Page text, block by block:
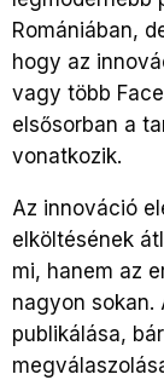
Romániában,
hogy az
vagy több
elsősorban a
vonatkozik.
Az innováció
elköltésének
mi, hanem az
nagyon sokan.
publikálása,